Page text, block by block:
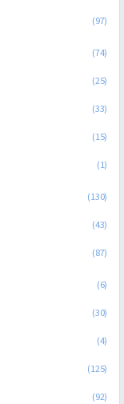
(97)
(74)
(25)
(33)
(15)
(1)
(130)
(43)
(87)
(6)
(30)
(4)
(125)
(92)